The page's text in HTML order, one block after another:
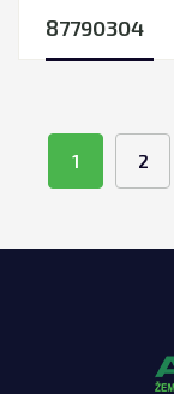
87790304
1 2